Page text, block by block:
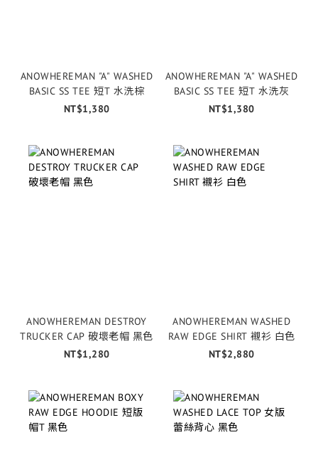
ANOWHEREMAN "A" WASHED
BASIC SS TEE 短T 水洗棕
NT$1,380
ANOWHEREMAN "A" WASHED
BASIC SS TEE 短T 水洗灰
NT$1,380
ANOWHEREMAN DESTROY
TRUCKER CAP 破壞老帽 黑色
NT$1,280
ANOWHEREMAN WASHED
RAW EDGE SHIRT 襯衫 白色
NT$2,880